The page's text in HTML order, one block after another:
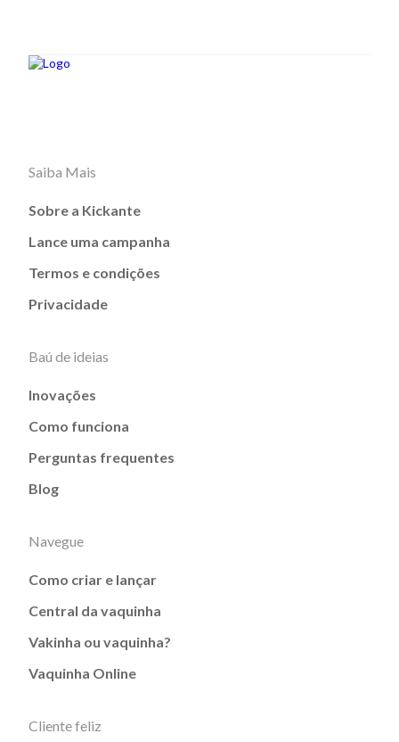
Saiba Mais
Sobre a Kickante
Lance uma campanha
Termos e condições
Privacidade
Baú de ideias
Inovações
Como funciona
Perguntas frequentes
Blog
Navegue
Como criar e lançar
Central da vaquinha
Vakinha ou vaquinha?
Vaquinha Online
Cliente feliz